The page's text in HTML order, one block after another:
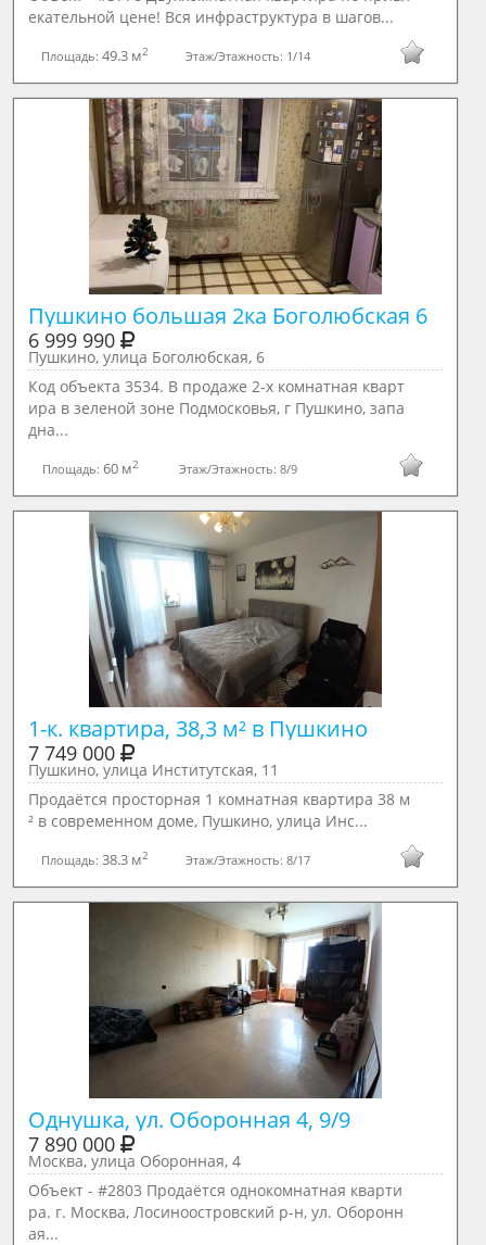
екательной цене! Вся инфраструктура в шагов...
Площадь: 49.3 м2 Этаж/Этажность: 1/14
Пушкино большая 2ка Боголюбская 6
6 999 990
Пушкино, улица Боголюбская, 6
Код объекта 3534. В продаже 2-х комнатная кварт
ира в зеленой зоне Подмосковья, г Пушкино, запа
дна...
Площадь:60 м2 Этаж/Этажность:8/9
1-к. квартира, 38,3 м² в Пушкино
7 749 000
Пушкино, улица Институтская, 11
Продаётся просторная 1 комнатная квартира 38 м
² в современном доме, Пушкино, улица Инс...
Площадь: 38.3 м2 Этаж/Этажность: 8/17
Однушка, ул. Оборонная 4, 9/9
7 890 000
Москва, улица Оборонная, 4
Объект - #2803 Продаётся однокомнатная кварти
ра. г. Москва, Лосиноостровский р-н, ул. Оборонн
ая...